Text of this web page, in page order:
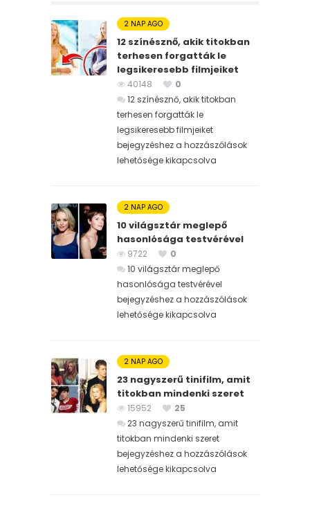
2 NAP AGO
12 színésznő, akik titokban
terhesen forgatták le
legsikeresebb filmjeiket
40148
0
12 színésznő, akik titokban
terhesen forgatták le
legsikeresebb filmjeiket
bejegyzéshez a hozzászólások
lehetősége kikapcsolva
2 NAP AGO
10 világsztár meglepő
hasonlósága testvérével
9722
0
10 világsztár meglepő
hasonlósága testvérével
bejegyzéshez a hozzászólások
lehetősége kikapcsolva
2 NAP AGO
23 nagyszerű tinifilm, amit
titokban mindenki szeret
15952
25
23 nagyszerű tinifilm, amit
titokban mindenki szeret
bejegyzéshez a hozzászólások
lehetősége kikapcsolva